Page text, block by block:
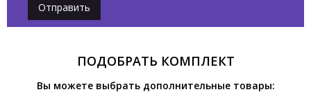
Отправить
ПОДОБРАТЬ КОМПЛЕКТ
Вы можете выбрать дополнительные товары: